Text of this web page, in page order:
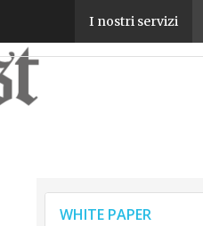
I nostri servizi
Come governare
WHITE PAPER